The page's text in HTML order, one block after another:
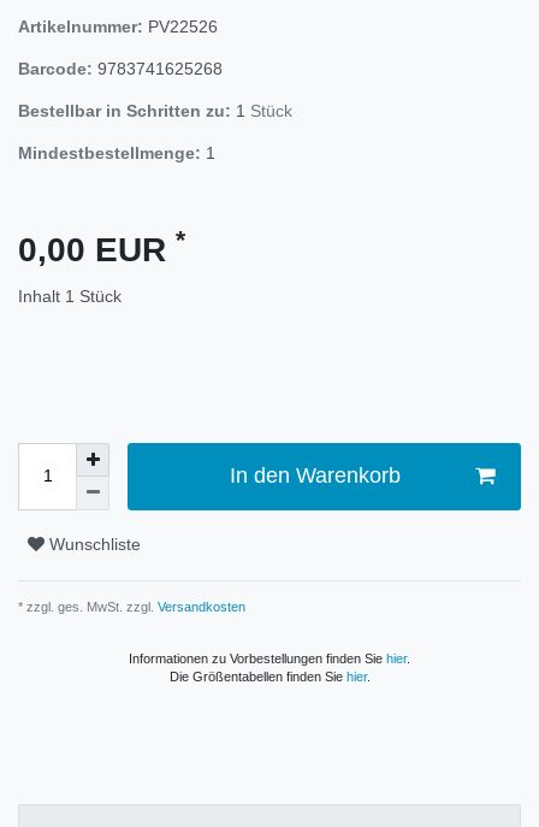
Artikelnummer: PV22526
Barcode: 9783741625268
Bestellbar in Schritten zu: 1 Stück
Mindestbestellmenge: 1
0,00 EUR *
Inhalt 1 Stück
In den Warenkorb
Wunschliste
* zzgl. ges. MwSt. zzgl. Versandkosten
Informationen zu Vorbestellungen finden Sie hier.
Die Größentabellen finden Sie hier.